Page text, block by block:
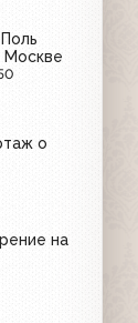
Москве
о
на